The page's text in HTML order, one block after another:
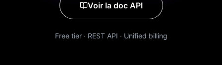
Voir la doc API
Free tier · REST API · Unified billing